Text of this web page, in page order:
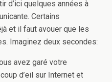
d’ici quelques années à
Certains
et il faut avouer que les
Imaginez deux secondes:
avez garé votre
d’eil sur Internet et